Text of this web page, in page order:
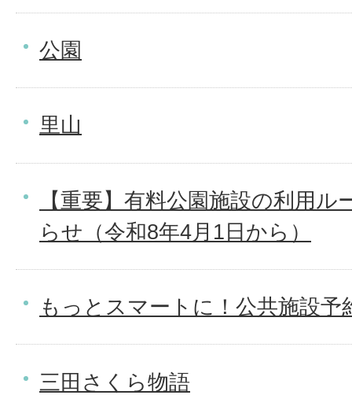
公園
里山
【重要】有料公園施設の利用
らせ（令和8年4月1日から）
もっとスマートに！公共施設予
三田さくら物語